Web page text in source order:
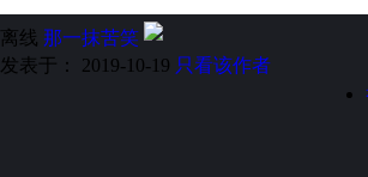
离线 那一抹苦笑
发表于： 2019-10-19 只看该作者